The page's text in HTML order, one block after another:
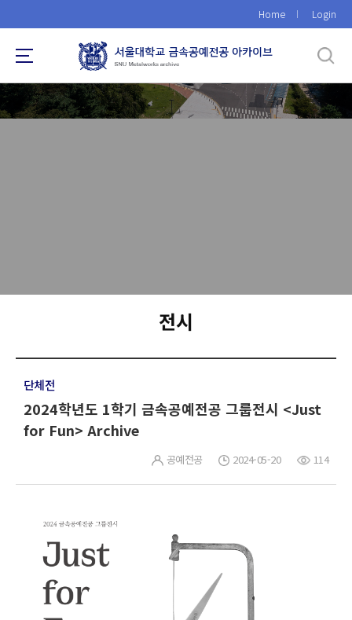
로
메
뉴
Home Login
전시
단체전
2024학년도 1학기 금속공예전공 그룹전시 <Just
for Fun> Archive
공예전공 2024-05-20 114